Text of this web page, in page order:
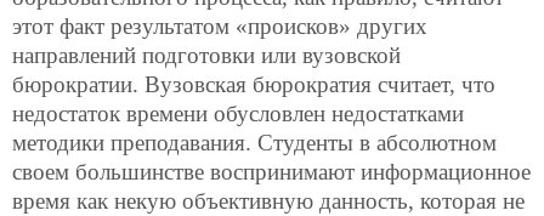
этот факт результатом «происков» других
направлений подготовки или вузовской
бюрократии. Вузовская бюрократия считает, что
недостаток времени обусловлен недостатками
методики преподавания. Студенты в абсолютном
своем большинстве воспринимают информационное
время как некую объективную данность, которая не